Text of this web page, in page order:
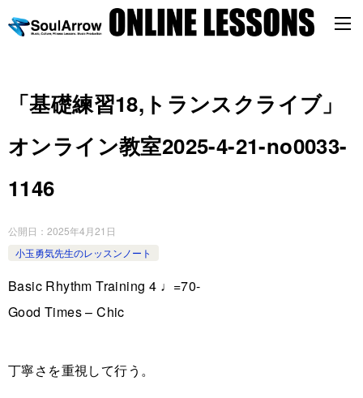
「基礎練習18,トランスクライブ」
オンライン教室2025-4-21-no0033-
1146
公開日： 2025年4月21日
小玉勇気先生のレッスンノート
Basic Rhythm Training 4 ♩=70-
Good Times – Chic
丁寧さを重視して行う。